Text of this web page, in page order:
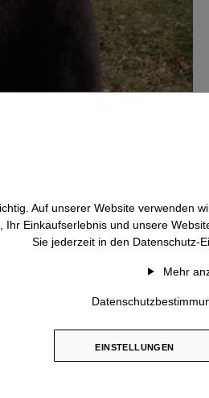
Auf unserer Website verwenden
Ihr Einkaufserlebnis und unsere
Sie jederzeit in den Datenschutz-
Mehr
EINSTELLUNGEN